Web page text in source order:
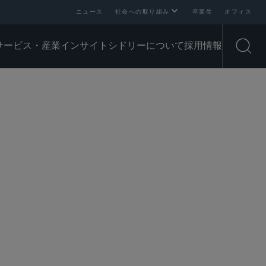
ニュース 社会への取り組み 卒業生 オフィス
ービス・産業インサイト シドリーについて採用情報